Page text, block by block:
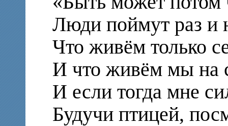
Люди поймут раз и
Что живём только
И что живём мы на
И если тогда мне
Будучи птицей,